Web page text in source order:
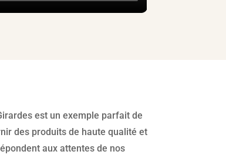
est un exemple parfait de
des produits de haute qualité et
aux attentes de nos